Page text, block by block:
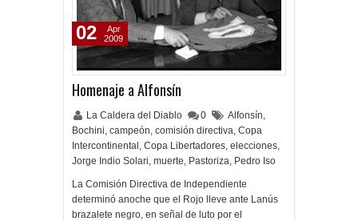
Homenaje a Alfonsín
La Caldera del Diablo 0 Alfonsín,
Bochini, campeón, comisión directiva, Copa
Intercontinental , Copa Libertadores, elecciones,
Jorge Indio Solari, muerte, Pastoriza, Pedro Iso
La Comisión Directiva de Independiente
determinó anoche que el Rojo lleve ante Lanús
brazalete negro, en señal de luto por el
02
Apr
2009